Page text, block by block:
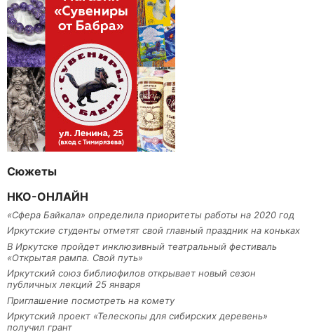
Сюжеты
НКО-ОНЛАЙН
«Сфера Байкала» определила приоритеты работы на 2020 год
Иркутские студенты отметят свой главный праздник на коньках
В Иркутске пройдет инклюзивный театральный фестиваль
«Открытая рампа. Свой путь»
Иркутский союз библиофилов открывает новый сезон
публичных лекций 25 января
Приглашение посмотреть на комету
Иркутский проект «Телескопы для сибирских деревень»
получил грант